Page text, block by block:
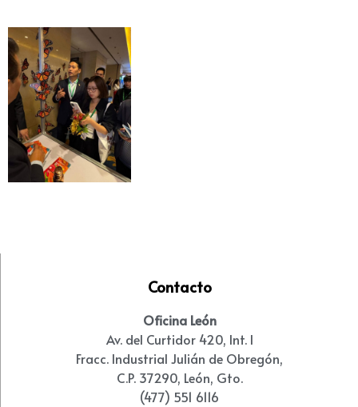
Contacto
Oficina León
Av. del Curtidor 420, Int. I
Fracc. Industrial Julián de Obregón,
C.P. 37290, León, Gto.
(477) 551 6116